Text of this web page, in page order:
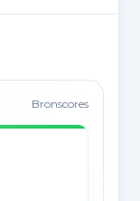
Bronscores